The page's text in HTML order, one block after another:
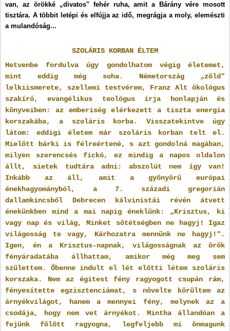
van, az örökké „divatos" fehér ruha, amit a Bárány vére mosott
tisztára. A többit letépi és elfújja az idő, megrágja a moly, elemészti
a mulandóság...
SZOLÁRIS KORBAN ÉLTEM
Hetvenbe fordulva úgy gondolhatom végig életemet,
mint eddig még soha. Németország „zöld"
lelkiismerete, szellemi testvérem, Franz Alt ökológus
szakíró, evangélikus teológus írja honlapján és
könyveiben: az emberiség elérkezett a tiszta energia
korszakába, a szoláris korba. Visszatekintve úgy
látom: eddigi életem már szoláris korban telt el.
Mielőtt bárki is félreértené, s azt gondolná magában,
milyen szerencsés fickó, ez mindig a napos oldalon
állt, sietek tudtára adni: abszolút nem így van!
Inkább az áll, amit a gyönyörű európai
énekhagyományból, a 7. századi gregorián
dallamkincsből Debrecen kálvinistái révén átvett
énekünkben mind a mai napig éneklünk: „Krisztus, ki
vagy nap és világ, Minket sötétségben ne hagyj! Igaz
világosság te vagy, Kárhozatra mennünk ne hagyj!".
Igen, én a Krisztus-napnak, világosságnak az örök
fényáradatába állhattam, amikor még meg sem
születtem. Őbenne indult el lét előtti létem szoláris
korszaka. Nem az égitest fény ragyogott csupán rám,
fényesítette egzisztenciámat, s növelte körültem az
árnyékvilágot, hanem a mennyei fény, melynek az a
csodája, hogy nem vet árnyékot. Mintha állandóan a
fejünk fölött ragyogna, legfeljebb mi önmagunk